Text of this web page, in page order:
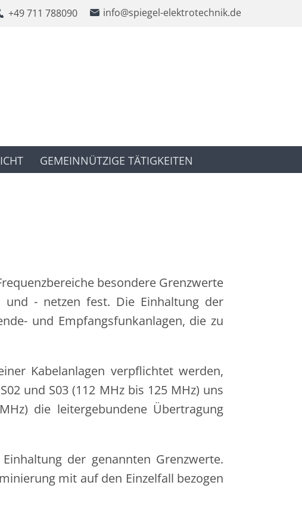
​+49 711 788090 ​info@spiegel-elektrotechnik.de
GEMEINNÜTZIGE TÄTIGKEITEN
besondere Grenzwerte
und - netzen fest. Die Einhaltung der
und Empfangsfunkanlagen, die zu
Kabelanlagen verpflichtet werden,
und S03 (112 MHz bis 125 MHz) uns
die leitergebundene Übertragung
der genannten Grenzwerte.
mit auf den Einzelfall bezogen